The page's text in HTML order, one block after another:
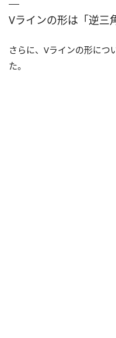
Vラインの形は「逆三
さらに、Vラインの形につ
た。